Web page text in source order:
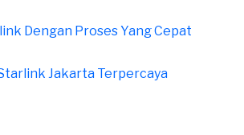
Dengan Proses Yang Cepat
Jakarta Terpercaya